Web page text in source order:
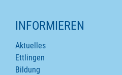
INFORMIEREN
Aktuelles
Ettlingen
Bildung